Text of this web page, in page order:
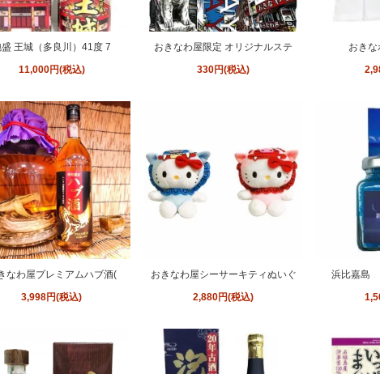
王城（多良川）41度 7
11,000円(税込)
おきなわ屋限定 オリジナルステ
330円(税込)
おき
なわ屋プレミアムハブ酒(
3,998円(税込)
おきなわ屋シーサーキティぬいぐ
2,880円(税込)
浜比嘉島